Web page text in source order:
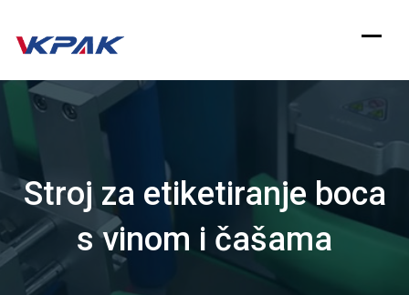
Preskoči
Stroj za etiketiranje boca
s vinom i čašama